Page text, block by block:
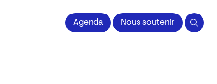
impriméeAgenda Nous soutenir